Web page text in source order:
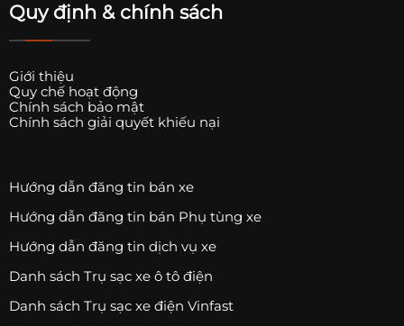
Quy định & chính sách
Giới thiệu
Quy chế hoạt động
Chính sách bảo mật
Chính sách giải quyết khiếu nại
Hướng dẫn đăng tin bán xe
Hướng dẫn đăng tin bán Phụ tùng xe
Hướng dẫn đăng tin dịch vụ xe
Danh sách Trụ sạc xe ô tô điện
Danh sách Trụ sạc xe điện Vinfast